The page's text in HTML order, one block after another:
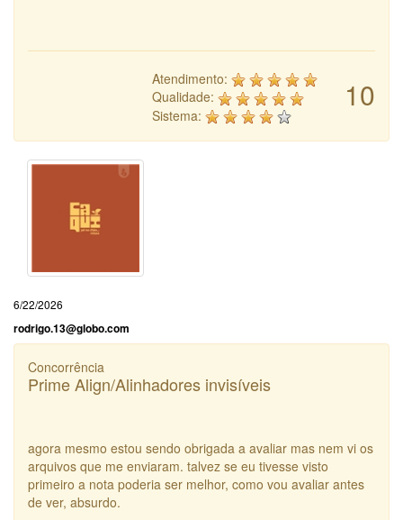
10
Atendimento:
Qualidade:
Sistema:
6/22/2026
rodrigo.13@globo.com
Concorrência
Prime Align/Alinhadores invisíveis
agora mesmo estou sendo obrigada a avaliar mas nem vi os
arquivos que me enviaram. talvez se eu tivesse visto
primeiro a nota poderia ser melhor, como vou avaliar antes
de ver, absurdo.